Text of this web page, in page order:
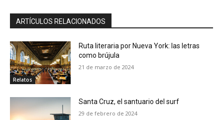
ARTÍCULOS RELACIONADOS
Relatos
Ruta literaria por Nueva York: las letras
como brújula
21 de marzo de 2024
Santa Cruz, el santuario del surf
29 de febrero de 2024